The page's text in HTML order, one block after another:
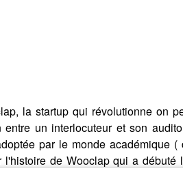
la startup qui révolutionne
entre un interlocuteur et son
par le monde académique
de Wooclap qui a